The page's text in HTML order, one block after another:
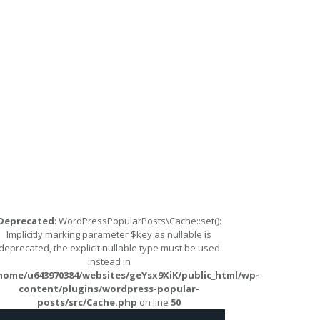
: WordPressPopularPosts\Cache::set():
Implicitly marking parameter $key as nullable is
the explicit nullable type must be used
instead in
u643970384/websites/geYsx9XiK/public_html/wp-
content/plugins/wordpress-popular-
posts/src/Cache.php on line 50